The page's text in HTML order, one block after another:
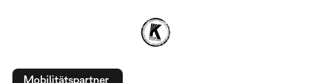
Mobilitätspartner